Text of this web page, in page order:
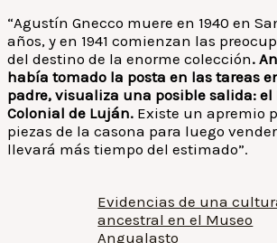
“Agustín Gnecco muere en 1940 en
años, y en 1941 comienzan las
del destino de la enorme colección.
había tomado la posta en las tareas
padre, visualiza una posible salida:
Colonial de Luján. Existe un apremio
piezas de la casona para luego
llevará más tiempo del estimado”.
Evidencias de una
ancestral en el Museo
Angualasto